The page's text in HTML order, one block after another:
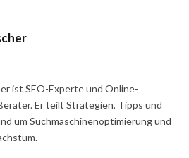
ist SEO-Experte und Online-
Er teilt Strategien, Tipps und
um Suchmaschinenoptimierung und